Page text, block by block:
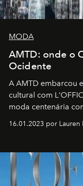
MODA
AMTD: onde o
Ocidente
A AMTD embarcou
cultural com
moda centenária
16.01.2023 por Lauren